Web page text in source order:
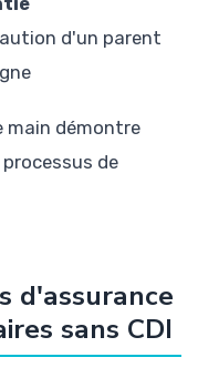
d'un parent
main démontre
de
d'assurance
sans CDI